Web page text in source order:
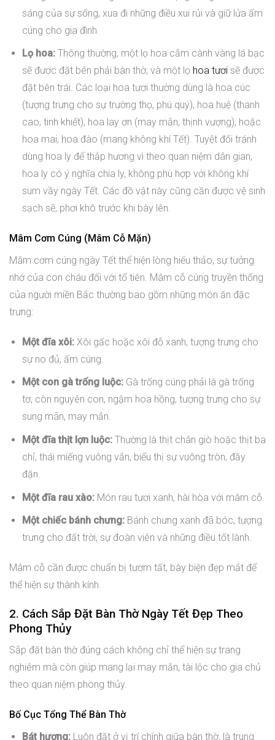
sáng của sự sống, xua đi những điều xui rủi và giữ lửa ấm
cúng cho gia đình.
Lọ hoa:Thông thường, một lọ hoa cắm cành vàng lá bạc
sẽ được đặt bên phải bàn thờ, và một lọ hoa tươisẽ được
đặt bên trái. Các loại hoa tươi thường dùng là hoa cúc
(tượng trưng cho sự trường thọ, phú quý), hoa huệ (thanh
cao, tinh khiết), hoa lay ơn (may mắn, thịnh vượng), hoặc
hoa mai, hoa đào (mang không khí Tết). Tuyệt đối tránh
dùng hoa ly để thắp hương vì theo quan niệm dân gian,
hoa ly có ý nghĩa chia ly, không phù hợp với không khí
sum vầy ngày Tết. Các đồ vật này cũng cần được vệ sinh
sạch sẽ, phơi khô trước khi bày lên.
Mâm Cơm Cúng (Mâm Cỗ Mặn)
Mâm cơm cúng ngày Tết thể hiện lòng hiếu thảo, sự tưởng
nhớ của con cháu đối với tổ tiên. Mâm cỗ cúng truyền thống
của người miền Bắc thường bao gồm những món ăn đặc
trưng:
Một đĩa xôi:Xôi gấc hoặc xôi đỗ xanh, tượng trưng cho
sự no đủ, ấm cúng.
Một con gà trống luộc:Gà trống cúng phải là gà trống
tơ, còn nguyên con, ngậm hoa hồng, tượng trưng cho sự
sung mãn, may mắn.
Một đĩa thịt lợn luộc:Thường là thịt chân giò hoặc thịt ba
chỉ, thái miếng vuông vắn, biểu thị sự vuông tròn, đầy
đặn.
Một đĩa rau xào:Món rau tươi xanh, hài hòa với mâm cỗ.
Một chiếc bánh chưng:Bánh chưng xanh đã bóc, tượng
trưng cho đất trời, sự đoàn viên và những điều tốt lành.
Mâm cỗ cần được chuẩn bị tươm tất, bày biện đẹp mắt để
thể hiện sự thành kính.
2. Cách Sắp Đặt Bàn Thờ Ngày Tết Đẹp Theo
Phong Thủy
Sắp đặt bàn thờ đúng cách không chỉ thể hiện sự trang
nghiêm mà còn giúp mang lại may mắn, tài lộc cho gia chủ
theo quan niệm phong thủy.
Bố Cục Tổng Thể Bàn Thờ
Bát hương:Luôn đặt ở vị trí chính giữa bàn thờ, là trung